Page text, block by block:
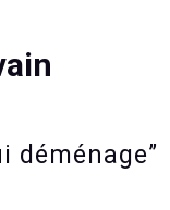
déménage”